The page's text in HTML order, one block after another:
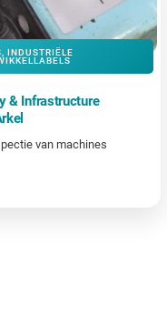
INDUSTRIËLE
& Infrastructure
van machines